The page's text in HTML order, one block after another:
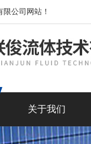
公司网站！
关于我们